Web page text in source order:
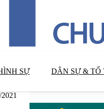
SỰ DÂN SỰ & TỐ